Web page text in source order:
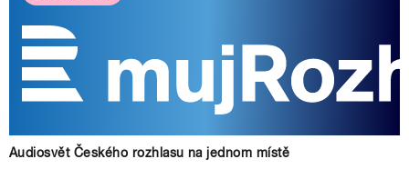
Audiosvět Českého rozhlasu na jednom místě